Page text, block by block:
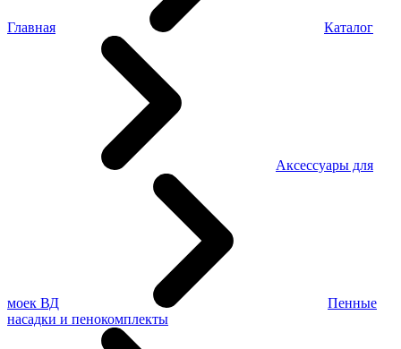
Главная Каталог
Аксессуары для
моек ВД
Пенные
насадки и пенокомплекты